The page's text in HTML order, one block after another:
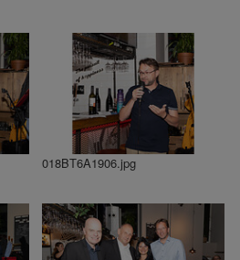
018BT6A1906.jpg